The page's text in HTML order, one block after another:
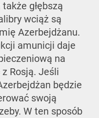
głębszą
wciąż są
Azerbejdżanu.
amunicji daje
na
Rosją. Jeśli
będzie
swoją
W ten sposób